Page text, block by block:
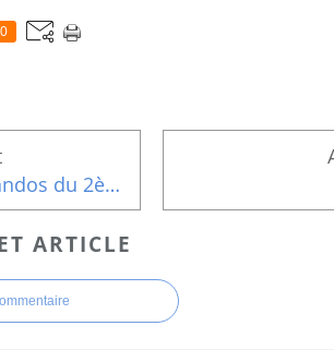
0
Programme des randos du 2ème trimestre 2022
ARTICLE